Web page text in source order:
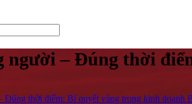
người – Đúng thời
Đúng thời điểm: Bí quyết vàng trong kinh doanh